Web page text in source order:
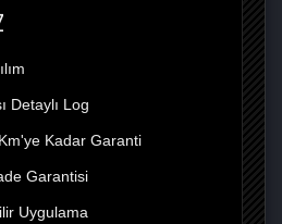
Detaylı Log
Kadar Garanti
Garantisi
Uygulama